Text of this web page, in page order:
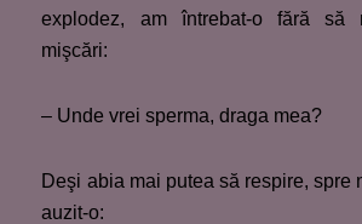
explodez, am întrebat-o fără să
mişcări:
– Unde vrei sperma, draga mea?
Deşi abia mai putea să respire, spre
auzit-o: